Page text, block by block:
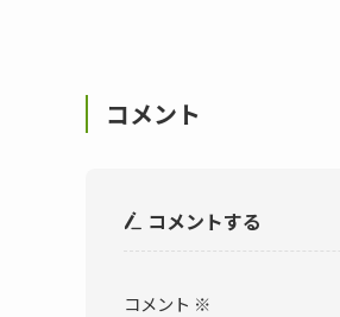
コメント
コメントする
コメント ※